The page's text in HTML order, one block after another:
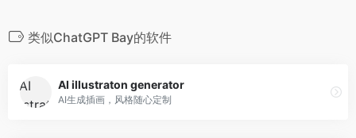
类似ChatGPT Bay的软件
AI illustraton generator
AI生成插画，风格随心定制